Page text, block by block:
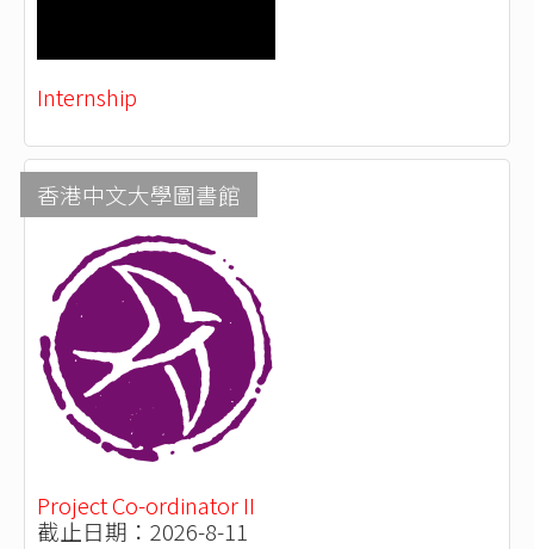
Internship
香港中文大學圖書館
Project Co-ordinator II
截止日期：2026-8-11